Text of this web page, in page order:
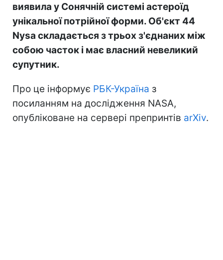
виявила у Сонячній системі астероїд
унікальної потрійної форми. Об'єкт 44
Nysa складається з трьох з'єднаних між
собою часток і має власний невеликий
супутник.
Про це інформує РБК-Україна з
посиланням на дослідження NASA,
опубліковане на сервері препринтів arXiv.